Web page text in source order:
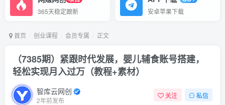
365天稳定跟新
安卓苹果下载
首页 创业课程 会员专属 正文
（7385期）紧跟时代发展，婴儿辅食账号搭建，
轻松实现月入过万（教程+素材）
智库云网创
2年前发布
关注 私信